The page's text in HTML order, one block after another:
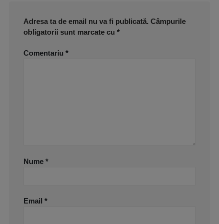
Adresa ta de email nu va fi publicată. Câmpurile
obligatorii sunt marcate cu *
Comentariu *
Nume *
Email *